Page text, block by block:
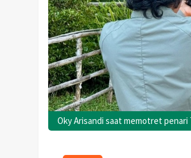
Oky Arisandi saat memotret